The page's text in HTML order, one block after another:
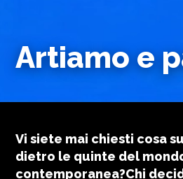
Artiamo e
Vi siete mai chiesti cosa
dietro le quinte del
contemporanea?Chi